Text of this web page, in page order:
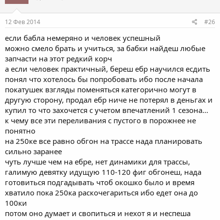
12 Фев 2014 #26
если бабла немеряно и человек успешный
можно смело брать и учиться, за бабки найдеш любые
запчасти на этот редкий корч
а если человек практичный, береш ебр научился есдить
понял что хотелось бы попробовать ибо после начала
покатушек взгляды поменяться категорично могут в
другую сторону, продал ебр ниче не потерял в деньгах и
купил то что захочется с учетом впечатлений 1 сезона...
к чему все эти переливания с пустого в порожнее не
понятно
на 250ке все равно обгон на трассе нада планировать
сильно заранее
чуть лучше чем на ебре, нет динамики для трассы,
галимую девятку идущую 110-120 фиг обгонеш, нада
готовиться подгадывать чтоб окошко было и время
хватило пока 250ка раскочегариться ибо едет она до
100ки
потом оно думает и свопиться и нехот я и неспеша